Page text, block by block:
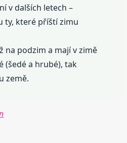
v dalších letech –
ty, které příští zimu
na podzim a mají v zimě
(šedé a hrubé), tak
země.